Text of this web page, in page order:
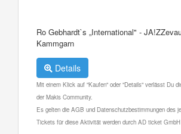
Ro Gebhardt`s „International" -
Kammgarn
Details
Mit einem Klick auf "Kaufen" oder "Details" verlässt Du
der Makis Community.
Es gelten die AGB und Datenschutzbestimmungen des
Tickets für diese Aktivität werden durch AD ticket GmbH